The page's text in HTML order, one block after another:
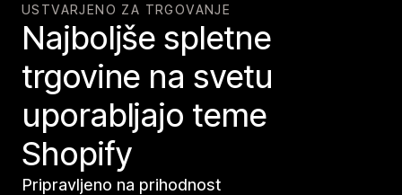
USTVARJENO ZA TRGOVANJE
Najboljše spletne
trgovine na svetu
uporabljajo teme
Shopify
Pripravljeno na prihodnost